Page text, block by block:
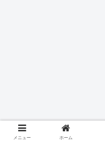
メニュー ホーム